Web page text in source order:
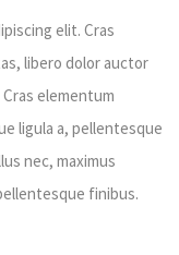
elit. Cras
libero dolor auctor
elementum
ligula a, pellentesque
nec, maximus
finibus.